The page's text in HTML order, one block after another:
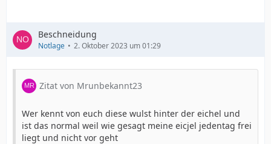
Beschneidung
Notlage 2. Oktober 2023 um 01:29
Zitat von Mrunbekannt23
Wer kennt von euch diese wulst hinter der eichel und
ist das normal weil wie gesagt meine eicjel jedentag frei
liegt und nicht vor geht